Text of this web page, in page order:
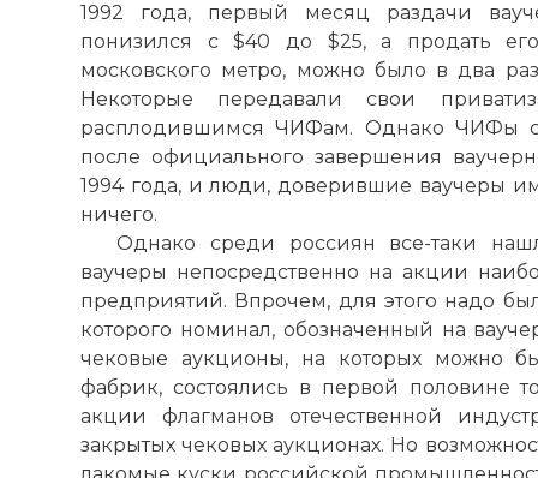
1992 года, первый месяц раздачи
понизился с $40 до $25, а продать
московского метро, можно было в два
Некоторые передавали свои
расплодившимся ЧИФам. Однако ЧИФы
после официального завершения
1994 года, и люди, доверившие ваучеры
ничего.
Однако среди россиян все-таки
ваучеры непосредственно на акции
предприятий. Впрочем, для этого надо
которого номинал, обозначенный на
чековые аукционы, на которых можно
фабрик, состоялись в первой половине
акции флагманов отечественной
закрытых чековых аукционах. Но